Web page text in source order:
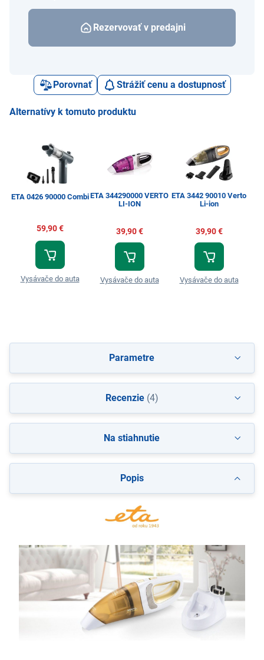
Rezervovať v predajni
Porovnať Strážiť cenu a dostupnosť
Alternatívy k tomuto produktu
ETA 0426 90000 Combi
59,90 €
Vysávače do auta
ETA 344290000 VERTO
LI-ION
39,90 €
Vysávače do auta
ETA 3442 90010 Verto
Li-ion
39,90 €
Vysávače do auta
Popis
Parametre
Recenzie(4)
Na stiahnutie